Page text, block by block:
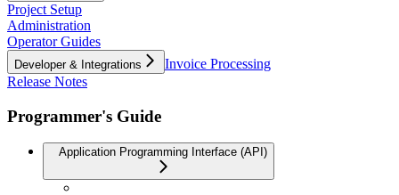
Project Setup
Administration
Operator Guides
Developer & Integrations
Invoice Processing
Release Notes
Programmer's Guide
Application Programming Interface (API)